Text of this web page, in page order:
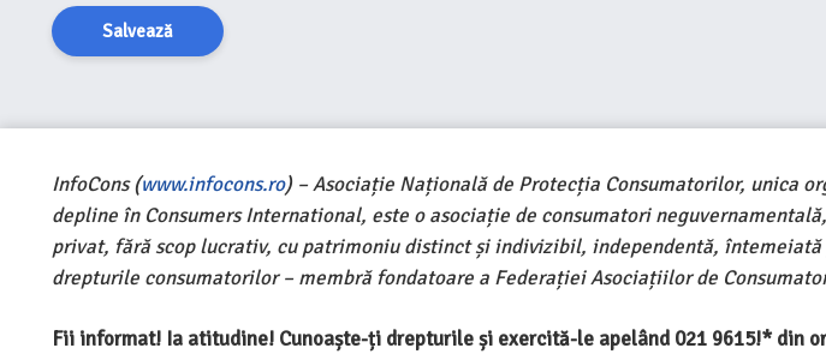
Salvează
InfoCons (www.infocons.ro) – Asociație Națională de Protecția Consumatorilor, unica
depline în Consumers International, este o asociație de consumatori
privat, fără scop lucrativ, cu patrimoniu distinct și indivizibil, independentă,
drepturile consumatorilor – membră fondatoare a Federației Asociațiilor de
Fii informat! Ia atitudine! Cunoaște-ți drepturile și exercită-le apelând 021 9615!* din